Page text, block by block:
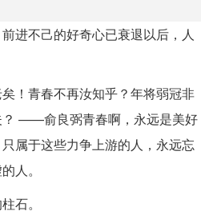
进不己的好奇心已衰退以后，人
！青春不再汝知乎？年将弱冠非
？ ——俞良弼青春啊，永远是美好
属于这些力争上游的人，永远忘
人。
石。